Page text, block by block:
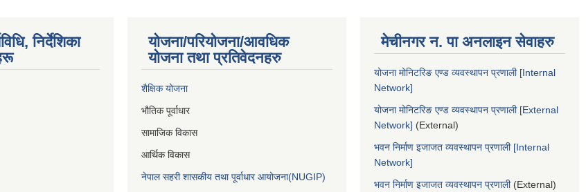
निर्देशिका
योजना/परियोजना/आवधिक
योजना तथा प्रतिवेदनहरु
शैक्षिक योजना
भौतिक पूर्वाधार
सामाजिक विकास
आर्थिक विकास
नेपाल सहरी शासकीय तथा पूर्वाधार आयोजना(NUGIP)
मेचीनगर न. पा अनलाइन सेवाहरु
योजना मोनिटरिङ एण्ड व्यवस्थापन प्रणाली [Internal
Network]
योजना मोनिटरिङ एण्ड व्यवस्थापन प्रणाली [External
Network] (External)
भवन निर्माण इजाजत व्यवस्थापन प्रणाली [Internal
Network]
भवन निर्माण इजाजत व्यवस्थापन प्रणाली(External)